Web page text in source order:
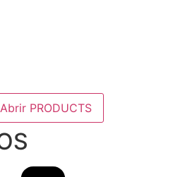
Abrir PRODUCTS